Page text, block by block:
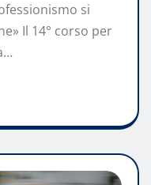
si
Il 14° corso per